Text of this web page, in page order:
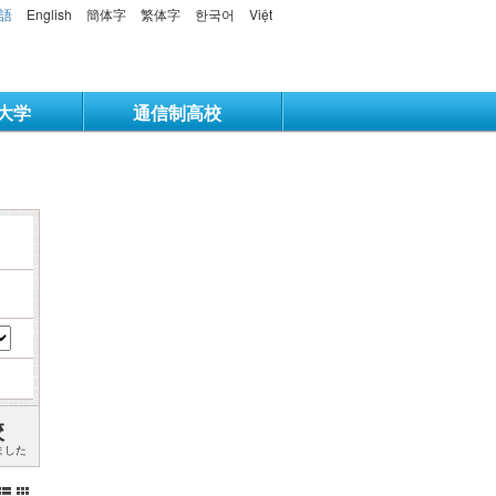
English 簡体字 繁体字 한국어 Việt
学 通信制高校
した